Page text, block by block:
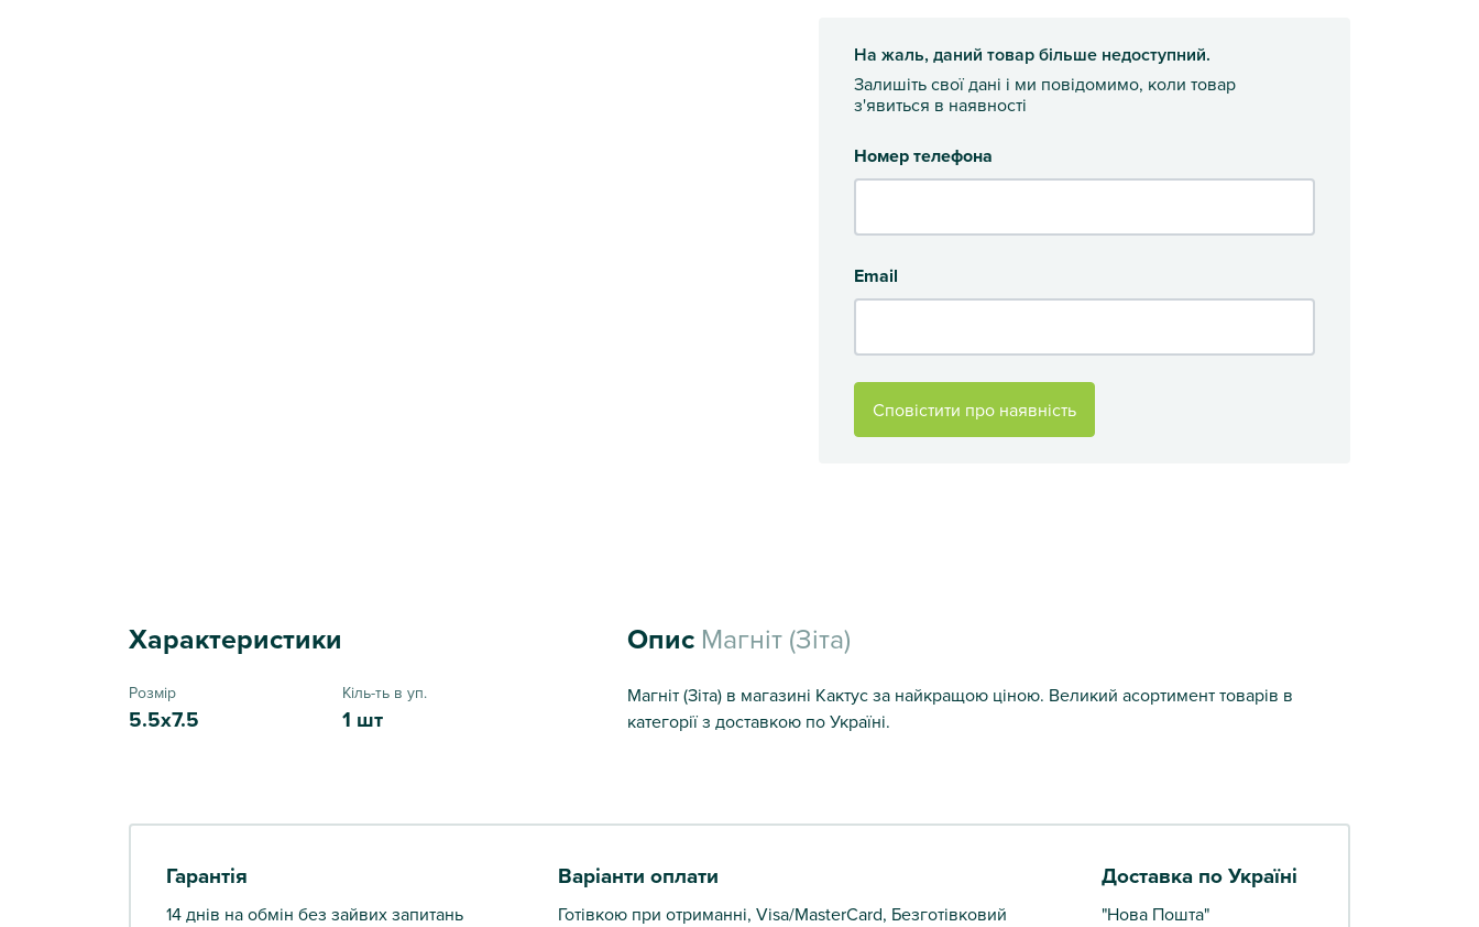
На жаль, даний товар більше недоступний.
Залишіть свої дані і ми повідомимо, коли товар
з'явиться в наявності
Номер телефона
Email
Сповістити про наявність
Характеристики
Розмір
5.5x7.5
Кіль-ть в уп.
1 шт
Опис Магніт (Зіта)
Магніт (Зіта) в магазині Кактус за найкращою ціною. Великий асортимент товарів в
категорії з доставкою по Україні.
Гарантія
14 днів на обмін без зайвих запитань
Варіанти оплати
Готівкою при отриманні, Visa/MasterCard, Безготівковий
Доставка по Україні
"Нова Пошта"